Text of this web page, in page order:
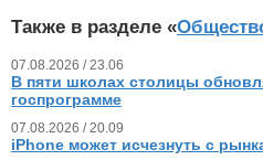
Также в разделе «
07.08.2026 / 23.06
В пяти школах столицы
госпрограмме
07.08.2026 / 20.09
iPhone может исчезнуть с